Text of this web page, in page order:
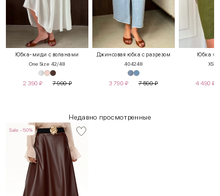
Юбка-миди с воланами
One Size 42/48
2 390 ₽ 7 990₽
Джинсовая юбка с разрезом
404248
3 790 ₽ 7 590₽
Юбка
XS
4 490 ₽
Недавно просмотренные
Sale -50%